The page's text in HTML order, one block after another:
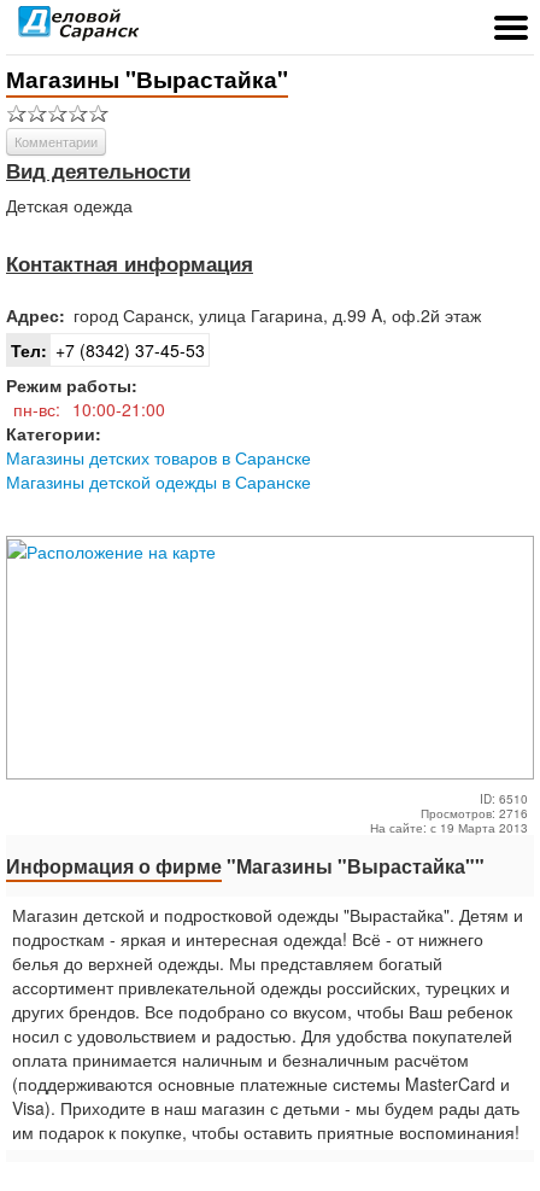
Магазины "Вырастайка"
Комментарии
Вид деятельности
Детская одежда
Контактная информация
Адрес: город Саранск, улица Гагарина, д.99 A, оф.2й этаж
Тел: +7 (8342) 37-45-53
Режим работы:
пн-вс: 10:00-21:00
Категории:
Магазины детских товаров в Саранске
Магазины детской одежды в Саранске
ID: 6510
Просмотров: 2716
На сайте: с 19 Марта 2013
Информация о фирме"Магазины "Вырастайка""
Магазин детской и подростковой одежды "Вырастайка". Детям и
подросткам - яркая и интересная одежда! Всё - от нижнего
белья до верхней одежды. Мы представляем богатый
ассортимент привлекательной одежды российских, турецких и
других брендов. Все подобрано со вкусом, чтобы Ваш ребенок
носил с удовольствием и радостью. Для удобства покупателей
оплата принимается наличным и безналичным расчётом
(поддерживаются основные платежные системы MasterCard и
Visa). Приходите в наш магазин с детьми - мы будем рады дать
им подарок к покупке, чтобы оставить приятные воспоминания!